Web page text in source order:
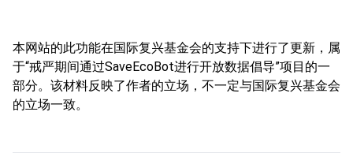
本网站的此功能在国际复兴基金会的支持下进行了更新，属
于“戒严期间通过SaveEcoBot进行开放数据倡导”项目的一
部分。该材料反映了作者的立场，不一定与国际复兴基金会
的立场一致。